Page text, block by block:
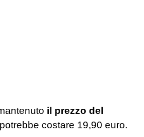
il prezzo del
costare 19,90 euro.